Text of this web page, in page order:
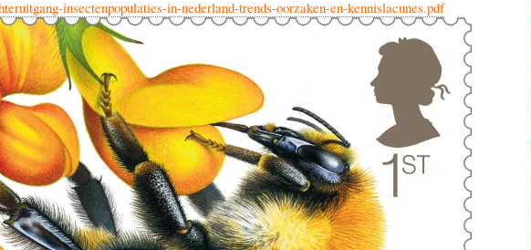
insectenpopulaties-in-nederland-trends-oorzaken-en-kennislacunes.pdf